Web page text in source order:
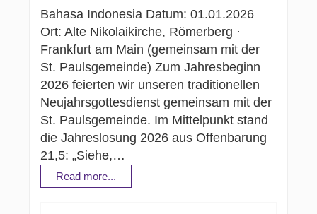
Bahasa Indonesia Datum: 01.01.2026
Ort: Alte Nikolaikirche, Römerberg ·
Frankfurt am Main (gemeinsam mit der
St. Paulsgemeinde) Zum Jahresbeginn
2026 feierten wir unseren traditionellen
Neujahrsgottesdienst gemeinsam mit der
St. Paulsgemeinde. Im Mittelpunkt stand
die Jahreslosung 2026 aus Offenbarung
21,5: „Siehe,…
Read more...